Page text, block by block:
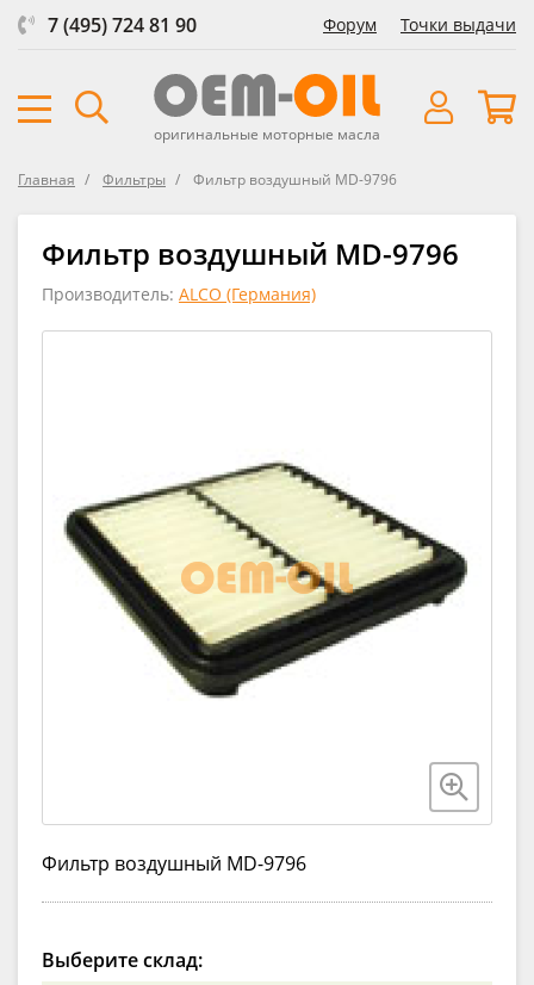
7 (495) 724 81 90 Форум Точки выдачи
оригинальные моторные масла
Главная Фильтры Фильтр воздушный MD-9796
Фильтр воздушный MD-9796
Производитель: ALCO (Германия)
Фильтр воздушный MD-9796
Выберите склад: